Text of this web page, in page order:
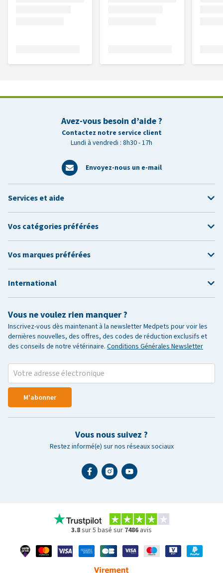
Avez-vous besoin d’aide ?
Contactez notre service client
Lundi à vendredi : 8h30 - 17h
Envoyez-nous un e-mail
Vous ne voulez rien manquer ?
Inscrivez-vous dès maintenant à la newsletter Medpets pour voir les
dernières nouvelles, des offres, des codes de réduction exclusifs et
des conseils de notre vétérinaire. Conditions Générales Newsletter
M'abonner
Vous nous suivez ?
Restez informé(e) sur nos réseaux sociaux
Services et aide
Vos catégories préférées
Vos marques préférées
International
3.8sur 5 basé sur 7486 avis